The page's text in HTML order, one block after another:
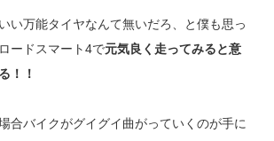
い万能タイヤなんて無いだろ、と僕も思っ
ードスマート4で元気良く走ってみると意
！！
合バイクがグイグイ曲がっていくのが手に